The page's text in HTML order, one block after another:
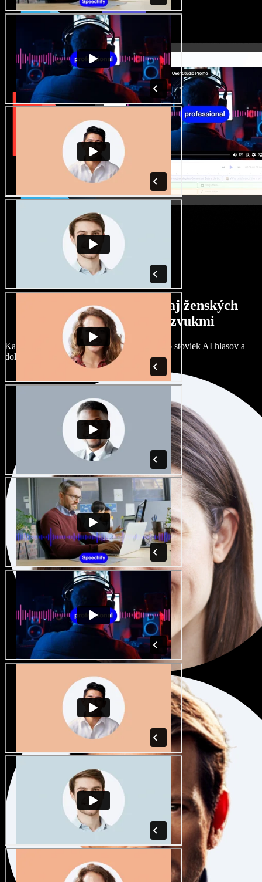
Široký výber mužských aj ženských
hlasov s rôznymi prízvukmi
Každý projekt môže znieť inak. Vyberte si zo stoviek AI hlasov a
dolaďte si ich podľa seba.